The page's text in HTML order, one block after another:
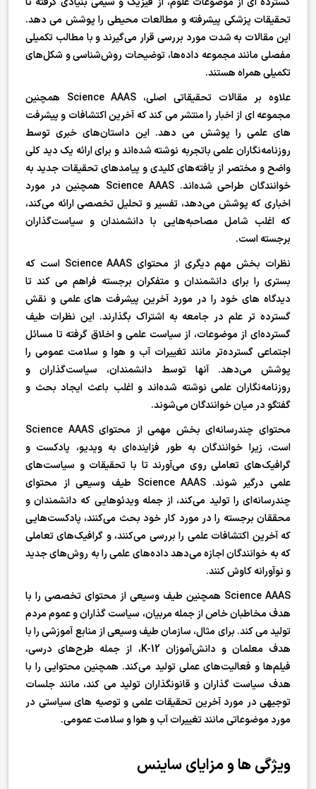
تحقیقات پزشکی پیشرفته و مطالعات محیطی را پوشش می دهد.
این مقالات به شدت مورد بررسی قرار می‌گیرند و با مطالب تکمیلی
مفصلی مانند مجموعه داده‌ها، توضیحات روش‌شناسی و شکل‌های
تکمیلی همراه هستند.
علاوه بر مقالات تحقیقاتی اصلی، Science AAAS همچنین
مجموعه ای از اخبار را منتشر می کند که آخرین اکتشافات و پیشرفت
های علمی را پوشش می دهد. این داستان‌های خبری توسط
روزنامه‌نگاران علمی باتجربه نوشته شده‌اند و برای ارائه یک دید کلی
واضح و مختصر از یافته‌های کلیدی و پیامدهای تحقیقات جدید به
خوانندگان طراحی شده‌اند. Science AAAS همچنین در مورد
اخباری که پوشش می‌دهد، تفسیر و تحلیل تخصصی ارائه می‌کند،
که اغلب شامل مصاحبه‌هایی با دانشمندان و سیاست‌گذاران
برجسته است.
نظرات بخش مهم دیگری از محتوای Science AAAS است که
بستری را برای دانشمندان و متفکران برجسته فراهم می کند تا
دیدگاه های خود را در مورد آخرین پیشرفت های علمی و نقش
گسترده تر علم در جامعه به اشتراک بگذارند. این نظرات طیف
گسترده‌ای از موضوعات، از سیاست علمی و اخلاق گرفته تا مسائل
اجتماعی گسترده‌تر مانند تغییرات آب و هوا و سلامت عمومی را
پوشش می‌دهد. آنها توسط دانشمندان، سیاست‌گذاران و
روزنامه‌نگاران علمی نوشته شده‌اند و اغلب باعث ایجاد بحث و
گفتگو در میان خوانندگان می‌شوند.
محتوای چندرسانه‌ای بخش مهمی از محتوای Science AAAS
است، زیرا خوانندگان به طور فزاینده‌ای به ویدیو، پادکست و
گرافیک‌های تعاملی روی می‌آورند تا با تحقیقات و سیاست‌های
علمی درگیر شوند. Science AAAS طیف وسیعی از محتوای
چندرسانه‌ای را تولید می‌کند، از جمله ویدئوهایی که دانشمندان و
محققان برجسته را در مورد کار خود بحث می‌کنند، پادکست‌هایی
که آخرین اکتشافات علمی را بررسی می‌کنند، و گرافیک‌های تعاملی
که به خوانندگان اجازه می‌دهد داده‌های علمی را به روش‌های جدید
و نوآورانه کاوش کنند.
Science AAAS همچنین طیف وسیعی از محتوای تخصصی را با
هدف مخاطبان خاص از جمله مربیان، سیاست گذاران و عموم مردم
تولید می کند. برای مثال، سازمان طیف وسیعی از منابع آموزشی را با
هدف معلمان و دانش‌آموزان K-12، از جمله طرح‌های درسی،
فیلم‌ها و فعالیت‌های عملی تولید می‌کند. همچنین محتوایی را با
هدف سیاست گذاران و قانونگذاران تولید می کند، مانند جلسات
توجیهی در مورد آخرین تحقیقات علمی و توصیه های سیاستی در
مورد موضوعاتی مانند تغییرات آب و هوا و سلامت عمومی.
ویژگی ها و مزایای ساینس